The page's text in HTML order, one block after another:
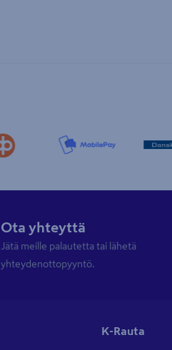
Ota yhteyttä
Jätä meille palautetta tai lähetä
yhteydenottopyyntö.
K-Rauta